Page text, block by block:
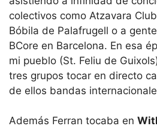
colectivos como Atzavara
Bóbila de Palafrugell o a
BCore en Barcelona. En esa
mi pueblo (St. Feliu de
tres grupos tocar en directo
de ellos bandas
Además Ferran tocaba en